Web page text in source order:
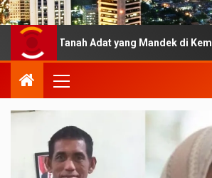
Adat yang Mandek di Kementerian